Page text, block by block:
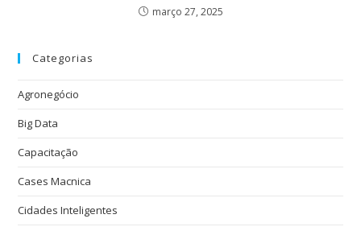
março 27, 2025
Categorias
Agronegócio
Big Data
Capacitação
Cases Macnica
Cidades Inteligentes